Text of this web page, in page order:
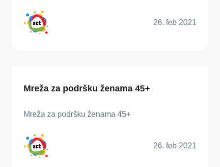
26. feb 2021
Mreža za podršku ženama 45+
Mreža za podršku ženama 45+
26. feb 2021